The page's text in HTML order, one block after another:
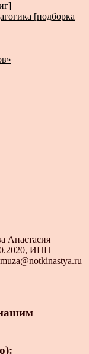
[подборка
Анастасия
ИНН